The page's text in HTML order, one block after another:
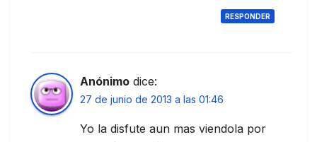
RESPONDER
Anónimo dice:
27 de junio de 2013 a las 01:46
Yo la disfute aun mas viendola por